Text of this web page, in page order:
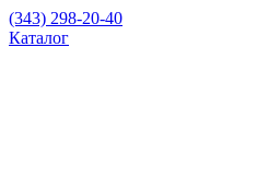
(343) 298-20-40
Каталог